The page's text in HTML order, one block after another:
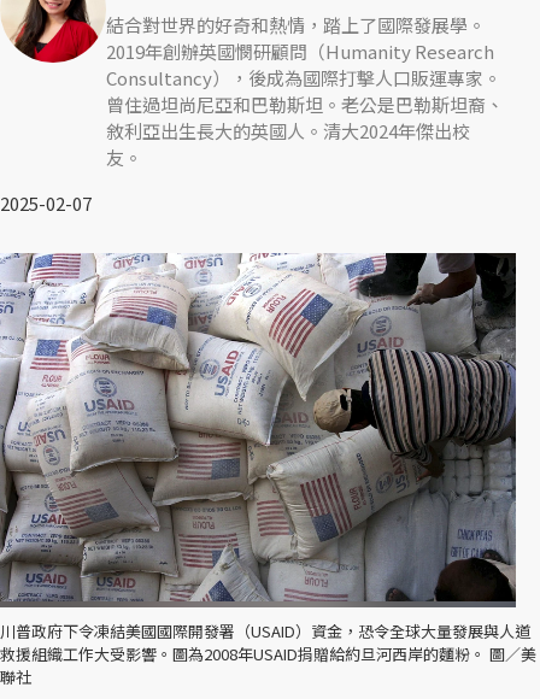
結合對世界的好奇和熱情，踏上了國際發展學。
2019年創辦英國憫研顧問（Humanity Research
Consultancy），後成為國際打擊人口販運專家。
曾住過坦尚尼亞和巴勒斯坦。老公是巴勒斯坦裔、
敘利亞出生長大的英國人。清大2024年傑出校
友。
2025-02-07
川普政府下令凍結美國國際開發署（USAID）資金，恐令全球大量發展與人道
救援組織工作大受影響。圖為2008年USAID捐贈給約旦河西岸的麵粉。 圖／美
聯社